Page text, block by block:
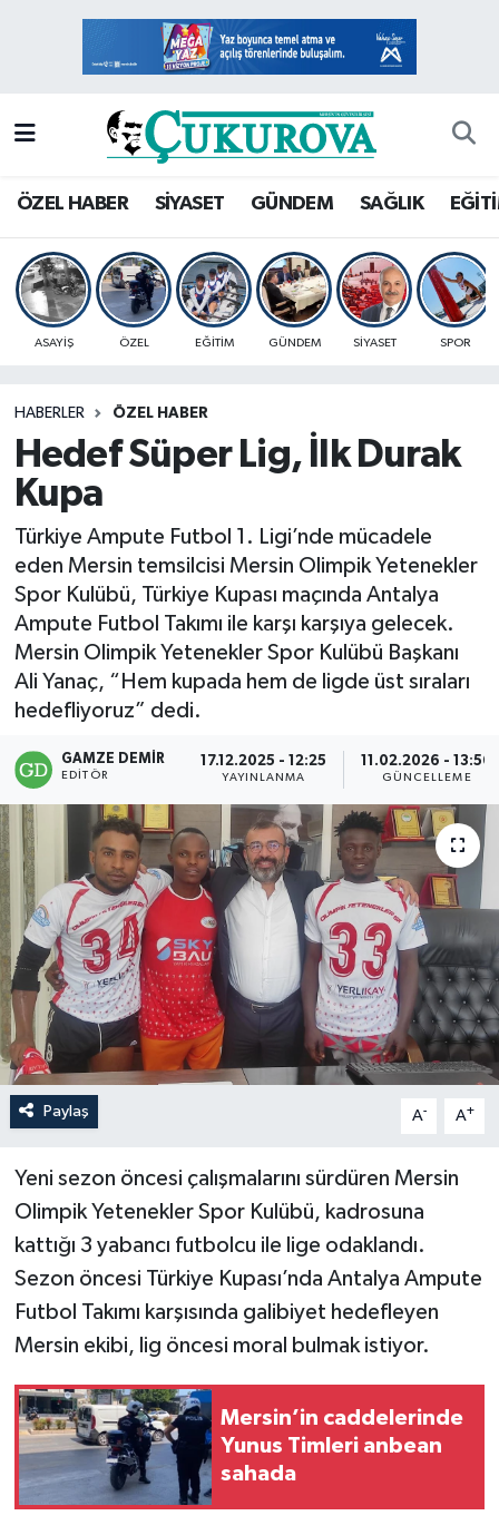
ÖZEL HABER SİYASET GÜNDEM SAĞLIK
ASAYİŞ ÖZEL EĞİTİM GÜNDEM SİYASET SPOR
HABERLER ÖZEL HABER
Hedef Süper Lig, İlk Durak
Kupa
Türkiye Ampute Futbol 1. Ligi’nde mücadele
eden Mersin temsilcisi Mersin Olimpik Yetenekler
Spor Kulübü, Türkiye Kupası maçında Antalya
Ampute Futbol Takımı ile karşı karşıya gelecek.
Mersin Olimpik Yetenekler Spor Kulübü Başkanı
Ali Yanaç, “Hem kupada hem de ligde üst sıraları
hedefliyoruz” dedi.
GAMZE DEMIR
EDITÖR
17.12.2025 - 12:25
YAYINLANMA
11.02.2026 - 13:56
GÜNCELLEME
Paylaş A- A+
Yeni sezon öncesi çalışmalarını sürdüren Mersin
Olimpik Yetenekler Spor Kulübü, kadrosuna
kattığı 3 yabancı futbolcu ile lige odaklandı.
Sezon öncesi Türkiye Kupası’nda Antalya Ampute
Futbol Takımı karşısında galibiyet hedefleyen
Mersin ekibi, lig öncesi moral bulmak istiyor.
Mersin’in caddelerinde
Yunus Timleri anbean
sahada
Mersin Hava Durumu
Mersin Namaz Vakitleri
Mersin Trafik Yoğunluk Haritası
Süper Lig Puan Durumu ve Fikstür
Haber Arşivi